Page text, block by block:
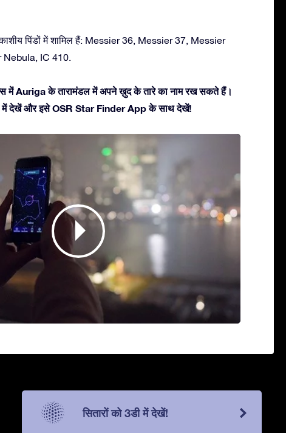
पिंडों में शामिल हैं: Messier 36, Messier 37, Messier
Nebula, IC 410.
में Auriga के तारामंडल में अपने ख़ुद के तारे का नाम रख सकते हैं।
में देखें और इसे OSR Star Finder App के साथ देखें!
सितारों को 3डी में देखें!